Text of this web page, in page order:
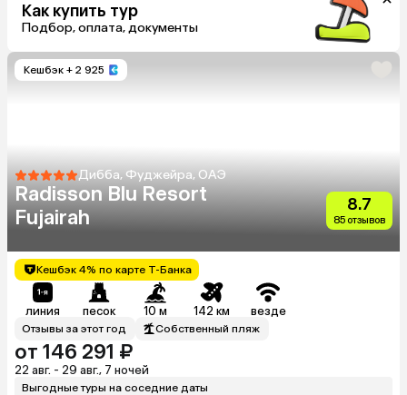
Как купить тур
Подбор, оплата, документы
Кешбэк + 2 925
Дибба, Фуджейра, ОАЭ
Radisson Blu Resort
Fujairah
8.7
85 отзывов
Кешбэк 4% по карте Т-Банка
линия песок 10 м 142 км везде
Отзывы за этот год Собственный пляж
от 146 291 ₽
22 авг. - 29 авг., 7 ночей
Выгодные туры на соседние даты